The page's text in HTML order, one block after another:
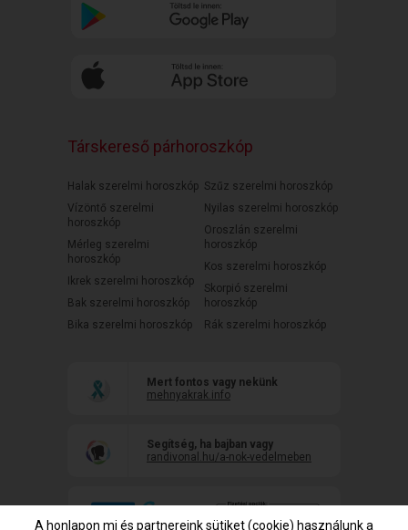
Társkereső párhoroszkóp
Halak szerelmi horoszkóp
Vízöntő szerelmi
horoszkóp
Mérleg szerelmi
horoszkóp
Ikrek szerelmi horoszkóp
Bak szerelmi horoszkóp
Bika szerelmi horoszkóp
Szűz szerelmi horoszkóp
Nyilas szerelmi horoszkóp
Oroszlán szerelmi
horoszkóp
Kos szerelmi horoszkóp
Skorpió szerelmi
horoszkóp
Rák szerelmi horoszkóp
Mert fontos vagy nekünk
mehnyakrak.info
Segítség, ha bajban vagy
randivonal.hu/a-nok-vedelmeben
A honlapon mi és partnereink sütiket (cookie) használunk a